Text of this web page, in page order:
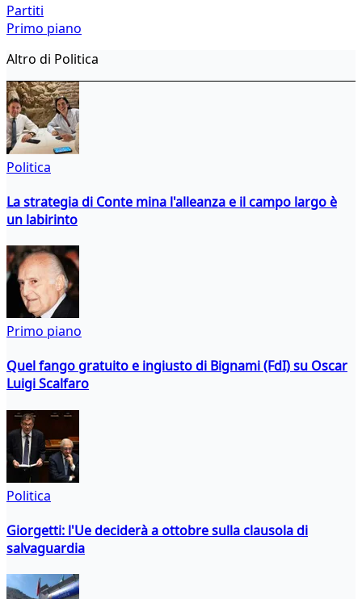
Partiti
Primo piano
Altro di Politica
Politica
La strategia di Conte mina l'alleanza e il campo largo è
un labirinto
Primo piano
Quel fango gratuito e ingiusto di Bignami (FdI) su Oscar
Luigi Scalfaro
Politica
Giorgetti: l'Ue deciderà a ottobre sulla clausola di
salvaguardia